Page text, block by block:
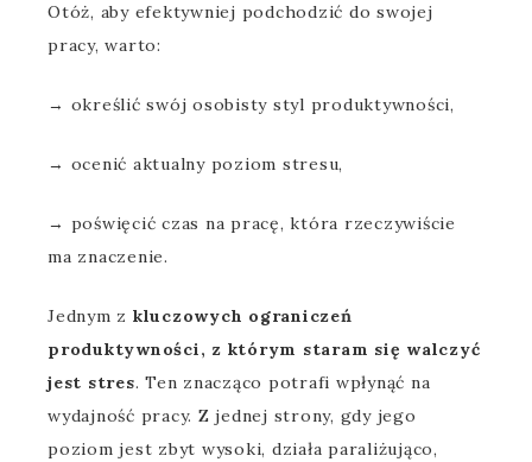
Otóż, aby efektywniej podchodzić do swojej
pracy, warto:
→ określić swój osobisty styl produktywności,
→ ocenić aktualny poziom stresu,
→ poświęcić czas na pracę, która rzeczywiście
ma znaczenie.
Jednym z kluczowych ograniczeń
produktywności, z którym staram się walczyć
jest stres. Ten znacząco potrafi wpłynąć na
wydajność pracy. Z jednej strony, gdy jego
poziom jest zbyt wysoki, działa paraliżująco,